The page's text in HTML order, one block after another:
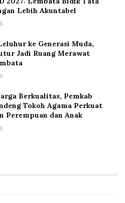
Lebih Akuntabel
ke Generasi Muda,
Jadi Ruang Merawat
Berkualitas, Pemkab
Tokoh Agama Perkuat
Perempuan dan Anak